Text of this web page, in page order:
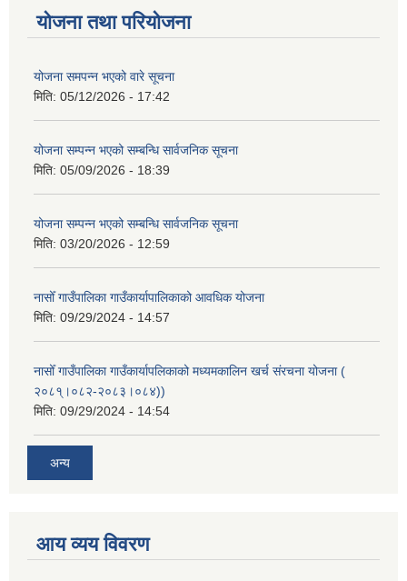
योजना तथा परियोजना
योजना समपन्न भएको वारे सूचना
मिति: 05/12/2026 - 17:42
योजना सम्पन्न भएको सम्बन्धि सार्वजनिक सूचना
मिति: 05/09/2026 - 18:39
योजना सम्पन्न भएको सम्बन्धि सार्वजनिक सूचना
मिति: 03/20/2026 - 12:59
नासोँ गाउँपालिका गाउँकार्यापालिकाको आवधिक योजना
मिति: 09/29/2024 - 14:57
नासोँ गाउँपालिका गाउँकार्यापलिकाको मध्यमकालिन खर्च संरचना योजना (
२०८१्।०८२-२०८३।०८४))
मिति: 09/29/2024 - 14:54
अन्य
आय व्यय विवरण